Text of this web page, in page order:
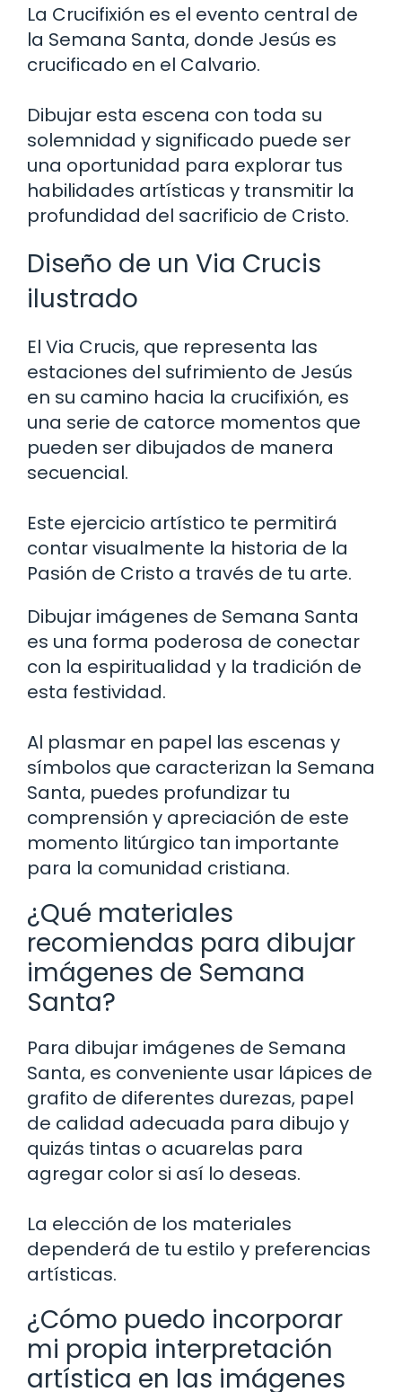
La Crucifixión es el evento central de
la Semana Santa, donde Jesús es
crucificado en el Calvario.
Dibujar esta escena con toda su
solemnidad y significado puede ser
una oportunidad para explorar tus
habilidades artísticas y transmitir la
profundidad del sacrificio de Cristo.
Diseño de un Via Crucis
ilustrado
El Via Crucis, que representa las
estaciones del sufrimiento de Jesús
en su camino hacia la crucifixión, es
una serie de catorce momentos que
pueden ser dibujados de manera
secuencial.
Este ejercicio artístico te permitirá
contar visualmente la historia de la
Pasión de Cristo a través de tu arte.
Dibujar imágenes de Semana Santa
es una forma poderosa de conectar
con la espiritualidad y la tradición de
esta festividad.
Al plasmar en papel las escenas y
símbolos que caracterizan la Semana
Santa, puedes profundizar tu
comprensión y apreciación de este
momento litúrgico tan importante
para la comunidad cristiana.
¿Qué materiales
recomiendas para dibujar
imágenes de Semana
Santa?
Para dibujar imágenes de Semana
Santa, es conveniente usar lápices de
grafito de diferentes durezas, papel
de calidad adecuada para dibujo y
quizás tintas o acuarelas para
agregar color si así lo deseas.
La elección de los materiales
dependerá de tu estilo y preferencias
artísticas.
¿Cómo puedo incorporar
mi propia interpretación
artística en las imágenes